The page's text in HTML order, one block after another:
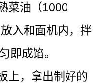
菜油（1000
入和面机内，拌
即成馅。
上，拿出制好的